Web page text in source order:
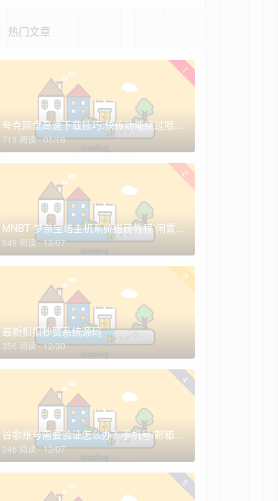
热门文章
1
夸克网盘高速下载技巧:快传功能绕过限速，非会员实测3-10MB/s(2026最新)
713 阅读 - 01/16
2
MNBT 梦奈宝塔主机系统搭建教程 闲置服务器高效变现指南
549 阅读 - 12/07
3
最新扣扣秒赞系统源码
356 阅读 - 12/30
4
谷歌账号需要验证怎么办？手机号/邮箱全换了怎么找回谷歌账号？
246 阅读 - 12/07
5